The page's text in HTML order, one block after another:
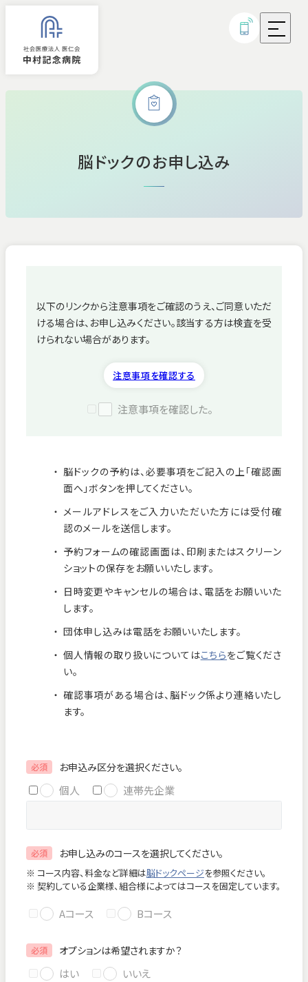
病気・治療について
病院紹介
お知らせ
フロアマップ
個人情報保護方針
お電話
Close
脳ドックのお申し込み
以下のリンクから注意事項をご確認のうえ、ご同意いただ
ける場合は、お申し込みください。該当する方は検査を受
けられない場合があります。
注意事項を確認する
注意事項を確認した。
脳ドックの予約は、必要事項をご記入の上「確認画
面へ」ボタンを押してください。
メールアドレスをご入力いただいた方には受付確
認のメールを送信します。
予約フォームの確認画面は、印刷またはスクリーン
ショットの保存をお願いいたします。
日時変更やキャンセルの場合は、電話をお願いいた
します。
団体申し込みは電話をお願いいたします。
個人情報の取り扱いについてはこちらをご覧くださ
い。
確認事項がある場合は、脳ドック係より連絡いたし
ます。
必須 お申込み区分を選択ください。
個人 連帯先企業
必須 お申し込みのコースを選択してください。
※ コース内容、料金など詳細は脳ドックページを参照ください。
※ 契約している企業様、組合様によってはコースを固定しています。
Aコース Bコース
必須 オプションは希望されますか？
はい いいえ